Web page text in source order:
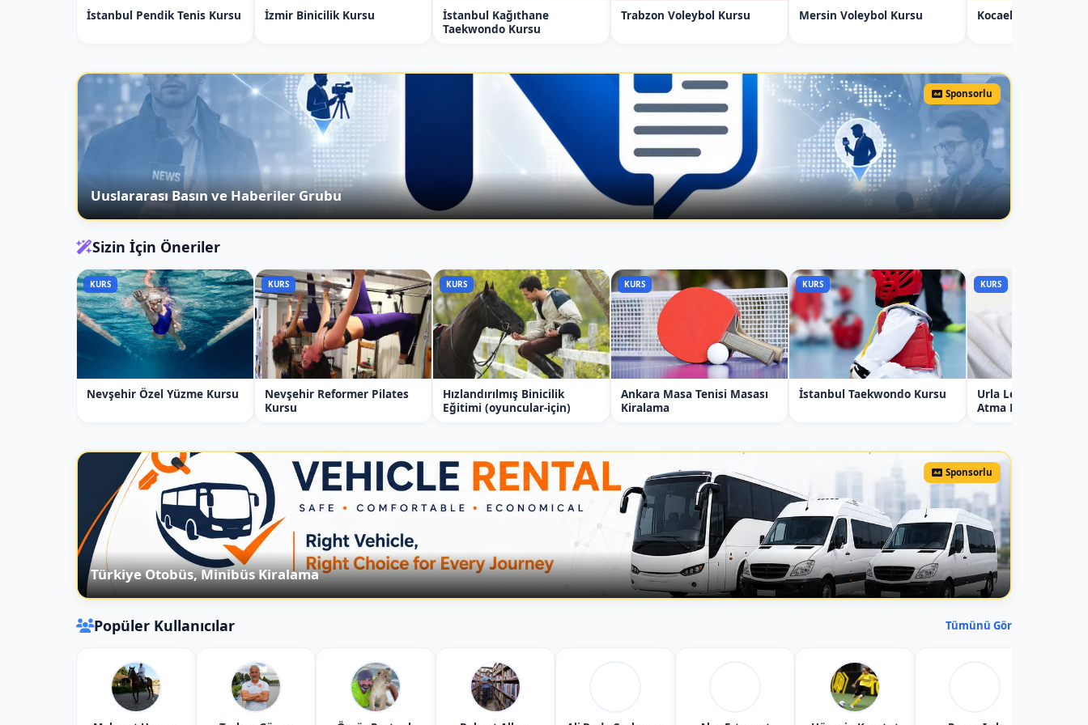
BU KURSA ALTERNATİF DİĞER İSTANBUL TAEKWONDO KURSLARIMIZ
Küçükçekmece Taekwondo Kursu
Bağcılar Taekwondo Kursu
Bahçelievler Taekwondo Kursu
Sultangazi Taekwondo Kursu
Başakşehir Taekwondo Kursu
Gaziosmanpaşa Taekwondo Kursu
Avcılar Taekwondo Kursu
Beylikdüzü Taekwondo Kursu
Bütün İstanbul Taekwondo Kurslarını GÖR (Avrupa Yakası)
Bütün İstanbul Taekwondo Kurslarını GÖR (Anadolu Yakası)
Temel Taekwondo Kursu Hakkında Bilgiler
Temel Taekwondo Eğitimi, özellikle çocuklar ve gençler için fiziksel gelişimlerini
destekleyen, savunma, güç, denge ve koordinasyon gibi önemli becerileri kazanmalarına
yardımcı olan bir spor dalıdır. İşte temel taekwondo eğitimi hakkında detaylı bilgiler:
yapılan bir dizi fiziksel hareket ve egzersizler bütünüdür. Kore kökenli bir savaş sanatı olan
Taekwondo, hem savunma hem de saldırı tekniklerini içerir ve günümüzde hem rekreatif
hem de rekabetçi seviyelerde yapılmaktadır.
İstanbul Şişli Taekwondo Kursunun Amacı
Taekwondo ve Fiziksel Gelişim: Çocukların kas gelişimini desteklemek,
esnekliklerini artırmak ve genel fiziksel sağlıklarını iyileştirmek.
Taekwondo ve Motor Beceriler: Çocukların motor becerilerini, denge ve
koordinasyonlarını geliştirmek.
alışkanlığı kazanmalarını sağlamak.
Taekwondo ve Sosyal Beceriler
: Takım çalışmasını ve sosyal etkileşimi teşvik etmek.
İstanbul Şişli Taekwondo Kursunun Eğitim İçeriği ve Programı
İstanbul Pendik Tenis Kursu İzmir Binicilik Kursu
İstanbul Kağıthane
Taekwondo Kursu
Trabzon Voleybol Kursu Mersin Voleybol Kursu Kocaeli Judo Kursu
Sponsorlu
Uuslararası Basın ve Haberiler Grubu
Sizin İçin Öneriler
KURS
Nevşehir Özel Yüzme Kursu
KURS
Nevşehir Reformer Pilates
Kursu
KURS
Hızlandırılmış Binicilik
Eğitimi (oyuncular-için)
KURS
Ankara Masa Tenisi Masası
Kiralama
KURS
İstanbul Taekwondo Kursu
KURS
Urla Lenf Drenaj,
Atma Masajı
Sponsorlu
Türkiye Otobüs, Minibüs Kiralama
Popüler Kullanıcılar Tümünü Gör